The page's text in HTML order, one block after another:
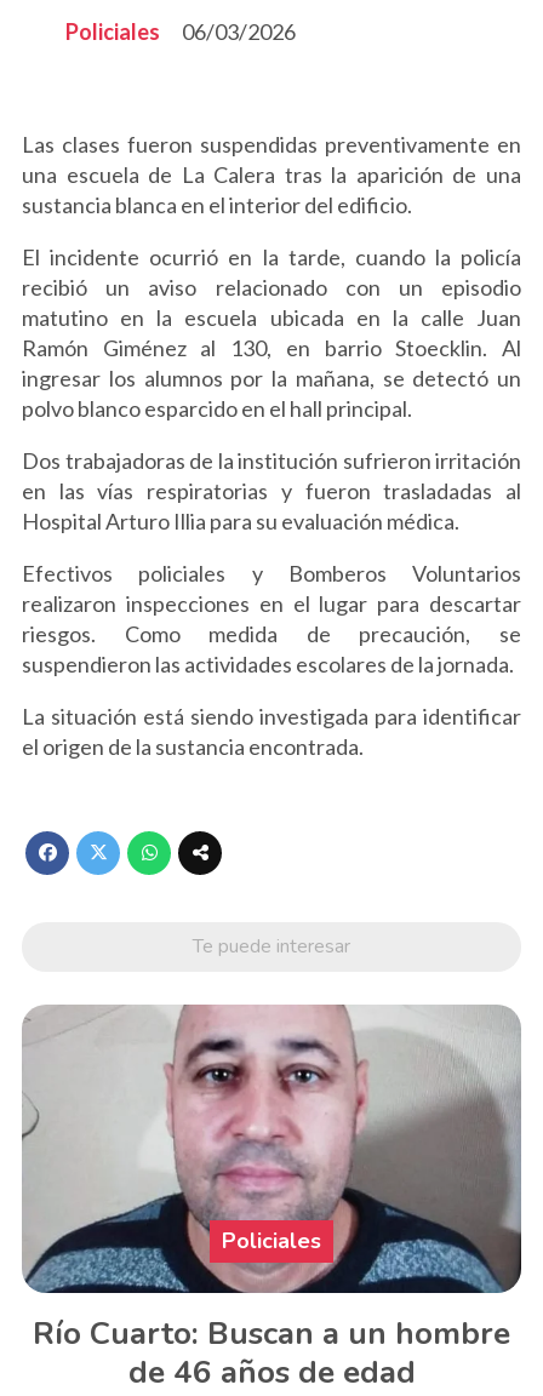
Policiales
06/03/2026
Las clases fueron suspendidas preventivamente en
una escuela de La Calera tras la aparición de una
sustancia blanca en el interior del edificio.
El incidente ocurrió en la tarde, cuando la policía
recibió un aviso relacionado con un episodio
matutino en la escuela ubicada en la calle Juan
Ramón Giménez al 130, en barrio Stoecklin. Al
ingresar los alumnos por la mañana, se detectó un
polvo blanco esparcido en el hall principal.
Dos trabajadoras de la institución sufrieron irritación
en las vías respiratorias y fueron trasladadas al
Hospital Arturo Illia para su evaluación médica.
Efectivos policiales y Bomberos Voluntarios
realizaron inspecciones en el lugar para descartar
riesgos. Como medida de precaución, se
suspendieron las actividades escolares de la jornada.
La situación está siendo investigada para identificar
el origen de la sustancia encontrada.
Te puede interesar
Río Cuarto: Buscan a un hombre
de 46 años de edad
Policiales